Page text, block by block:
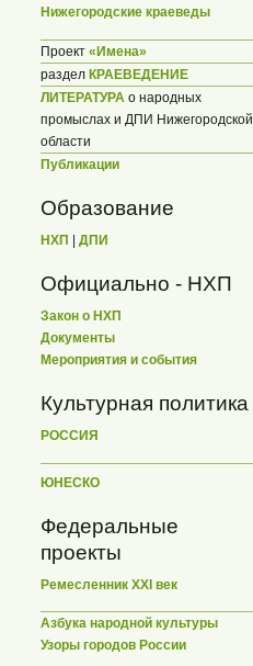
Нижегородские краеведы
Проект «Имена»
раздел КРАЕВЕДЕНИЕ
ЛИТЕРАТУРА о народных
промыслах и ДПИ Нижегородской
области
Публикации
Образование
НХП | ДПИ
Официально - НХП
Закон о НХП
Документы
Мероприятия и события
Культурная политика
РОССИЯ
ЮНЕСКО
Федеральные
проекты
Ремесленник XXI век
Азбука народной культуры
Узоры городов России